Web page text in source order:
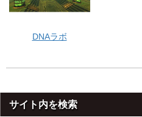
DNAラボ
サイト内を検索